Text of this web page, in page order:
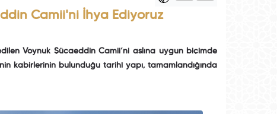
Camii'ni İhya Ediyoruz
Voynuk Şücaeddin Camii’ni aslına uygun biçimde
kabirlerinin bulunduğu tarihî yapı, tamamlandığında